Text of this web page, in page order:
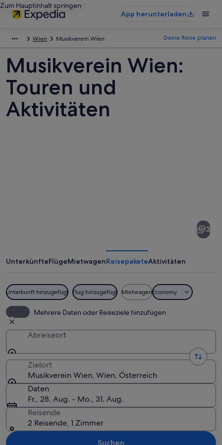
Zum Hauptinhalt springen
App herunterladen
Wien Musikverein Wien Deine Reise planen
Musikverein Wien:
Touren und
Aktivitäten
3
UnterkünfteFlügeMietwagenReisepaketeAktivitäten
Unterkunft hinzugefügt Flug hinzugefügt MietwagenEconomy
Mehrere Daten oder Reiseziele hinzufügen
Abreiseort
Zielort
Musikverein Wien, Wien, Österreich
Daten
Fr., 28. Aug. - Mo., 31. Aug.
Reisende
2 Reisende, 1 Zimmer
Suchen